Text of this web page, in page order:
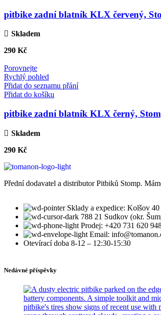
pitbike zadní blatník KLX červený,
Skladem
290 Kč
Porovnejte
Rychlý pohled
Přidat do seznamu přání
Přidat do košíku
pitbike zadní blatník KLX černý,
Skladem
290 Kč
Přední dodavatel a distributor Pitbiků Stomp.
Sklady a expedice: Kolšov 40
788 21 Sudkov (okr.
Prodej: +420 731 620
Email:
Otevírací doba 8-12 – 12:30-15:30
Nedávné příspěvky